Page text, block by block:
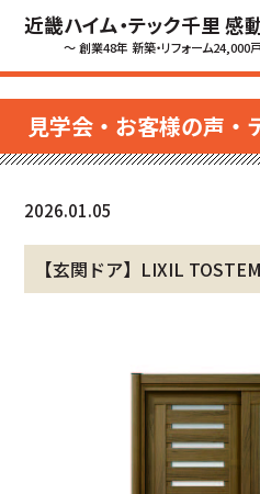
近畿ハイム・テック千里 感
～ 創業48年 新築・リフォーム24,000
見学会・お客様の声・
2026.01.05
【玄関ドア】LIXIL